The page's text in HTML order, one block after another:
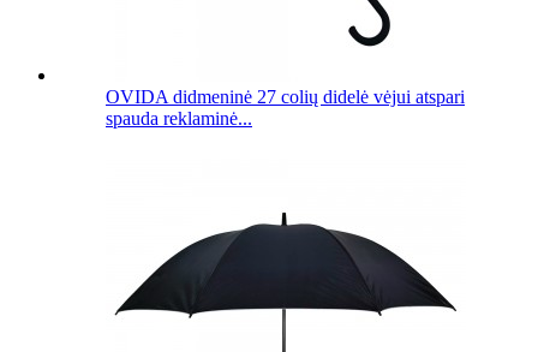
OVIDA didmeninė 27 colių didelė vėjui atspari
spauda reklaminė...